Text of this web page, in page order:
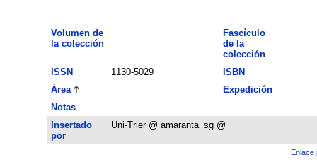
Volumen de
la colección
Fascículo
de la
colección
ISSN
1130-5029
ISBN
Área
Expedición
Notas
Insertado
por
Uni-Trier @ amaranta_sg @
Enlace